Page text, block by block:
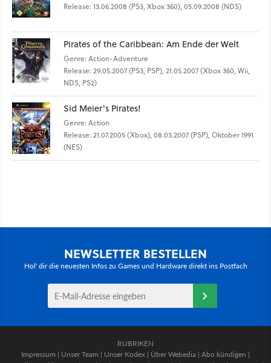
Release: 13.06.2008 (PS3, Xbox 360), 05.09.2008 (NDS)
Pirates of the Caribbean: Am Ende der Welt
Genre: Action-Adventure
Release: 29.05.2007 (PS3, PSP), 21.05.2007 (Xbox 360, Wii,
NDS, PS2)
Sid Meier's Pirates!
Genre: Action
Release: 21.07.2005 (Xbox), 08.03.2007 (PSP), Oktober 1991
(NES)
NEWSLETTER BESTELLEN
Hol' dir die neuesten Infos zu Games und Hardware direkt ins Postfach
RUBRIKEN
Impressum | Unser Team | Unser Kodex | Über Webedia | Abo kündigen |